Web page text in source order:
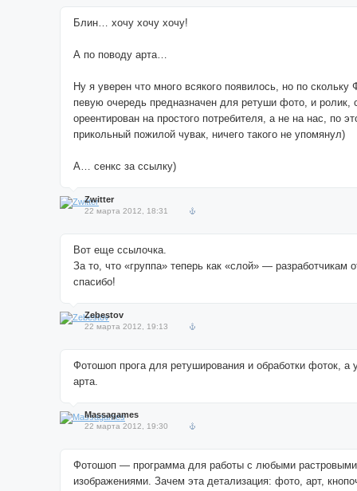
Блин… хочу хочу хочу!
А по поводу арта…
Ну я уверен что много всякого появилось, но по скольку
певую очередь предназначен для ретуши фото, и ролик,
ореентирован на простого потребителя, а не на нас, по
прикольный пожилой чувак, ничего такого не упомянул)
А… сенкс за ссылку)
Zwitter
22 марта 2012, 18:31
Вот еще ссылочка.
За то, что «группа» теперь как «слой» — разработчикам
спасибо!
Zebestov
22 марта 2012, 19:13
Фотошоп прога для ретуширования и обработки фоток, а
арта.
Massagames
22 марта 2012, 19:30
Фотошоп — программа для работы с любыми растровыми
изображениями. Зачем эта детализация: фото, арт,